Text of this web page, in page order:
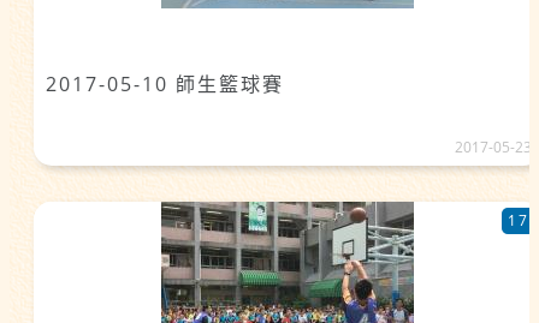
2017-05-10 師生籃球賽
2017-05-23
17